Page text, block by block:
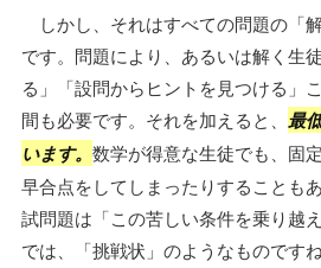
しかし、それはすべての問題の「
です。問題により、あるいは解く生
る」「設問からヒントを見つける」
間も必要です。それを加えると、 最
います。 数学が得意な生徒でも、固
早合点をしてしまったりすることも
試問題は「この苦しい条件を乗り越
では、「挑戦状」のようなものです